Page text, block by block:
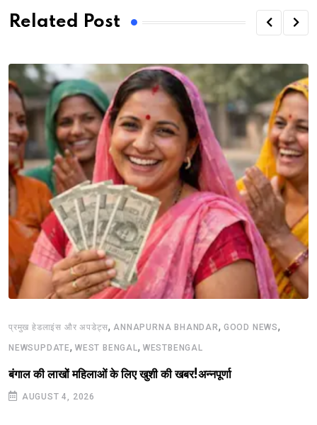
Related Post
प्रमुख हेडलाइंस और अपडेट्स, ANNAPURNA BHANDAR, GOOD NEWS,
NEWSUPDATE, WEST BENGAL , WESTBENGAL
बंगाल की लाखों महिलाओं के लिए खुशी की खबर!अन्नपूर्णा
AUGUST 4, 2026